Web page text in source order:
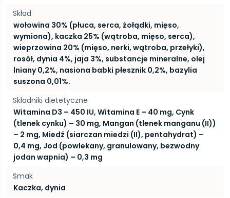
Skład
wołowina 30% (płuca, serca, żołądki, mięso,
wymiona), kaczka 25% (wątroba, mięso, serca),
wieprzowina 20% (mięso, nerki, wątroba, przełyki),
rosół, dynia 4%, jaja 3%, substancje mineralne, olej
lniany 0,2%, nasiona babki płesznik 0,2%, bazylia
suszona 0,01%.
Składniki dietetyczne
Witamina D3 – 450 IU, Witamina E – 40 mg, Cynk
(tlenek cynku) – 30 mg, Mangan (tlenek manganu (II))
– 2 mg, Miedź (siarczan miedzi (II), pentahydrat) –
0,4 mg, Jod (powlekany, granulowany, bezwodny
jodan wapnia) – 0,3 mg
Smak
Kaczka, dynia